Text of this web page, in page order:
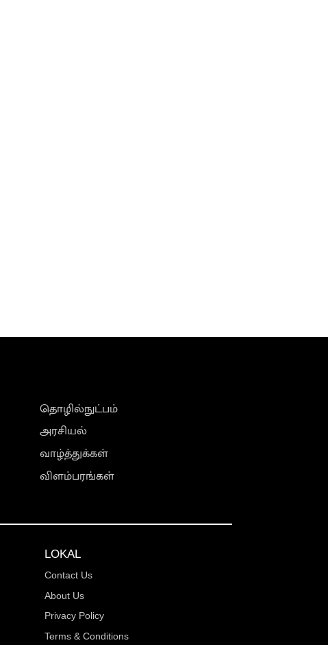
தொழில்நுட்பம்
அரசியல்
வாழ்த்துக்கள்
விளம்பரங்கள்
LOKAL
Contact Us
About Us
Privacy Policy
Terms & Conditions